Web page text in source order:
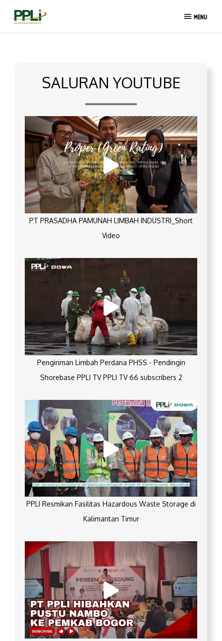
MENU
MENU
SALURAN YOUTUBE
PT PRASADHA PAMUNAH LIMBAH INDUSTRI_Short
Video
Pengiriman Limbah Perdana PHSS - Pendingin
Shorebase PPLI TV PPLI TV 66 subscribers 2
PPLI Resmikan Fasilitas Hazardous Waste Storage di
Kalimantan Timur